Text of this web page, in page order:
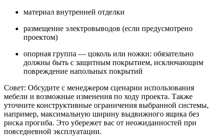
материал внутренней отделки
размещение электровыводов (если предусмотрено
проектом)
опорная группа — цоколь или ножки: обязательно
должны быть с защитным покрытием, исключающим
повреждение напольных покрытий
Совет: Обсудите с менеджером сценарии использования
мебели и возможные изменения по ходу проекта. Также
уточните конструктивные ограничения выбранной системы,
например, максимальную ширину выдвижного ящика без
риска прогиба. Это убережет вас от неожиданностей при
повседневной эксплуатации.